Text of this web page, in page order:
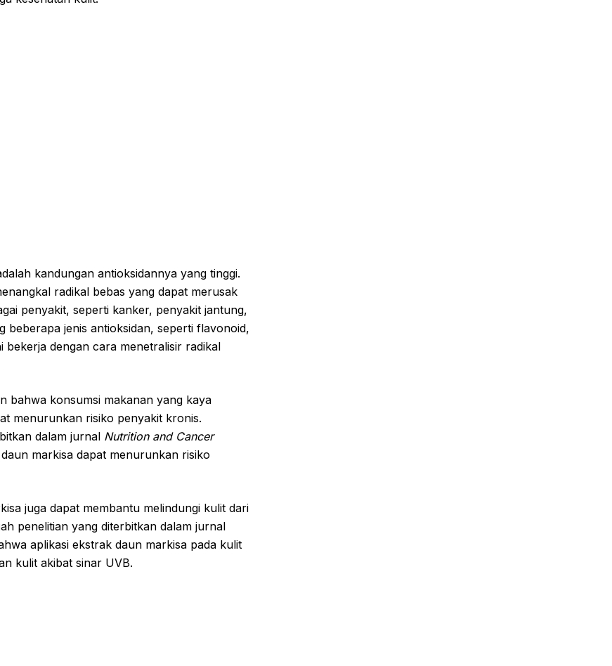
kandungan antioksidannya yang tinggi.
radikal bebas yang dapat merusak
penyakit, seperti kanker, penyakit jantung,
beberapa jenis antioksidan, seperti flavonoid,
bekerja dengan cara menetralisir radikal
bahwa konsumsi makanan yang kaya
menurunkan risiko penyakit kronis.
dalam jurnal Nutrition and Cancer
markisa dapat menurunkan risiko
juga dapat membantu melindungi kulit dari
penelitian yang diterbitkan dalam jurnal
aplikasi ekstrak daun markisa pada kulit
kulit akibat sinar UVB.